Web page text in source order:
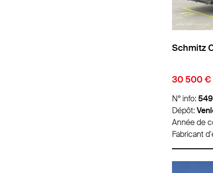
Schmitz
30 500 €
N° info:
Dépôt:
Année de
Fabricant